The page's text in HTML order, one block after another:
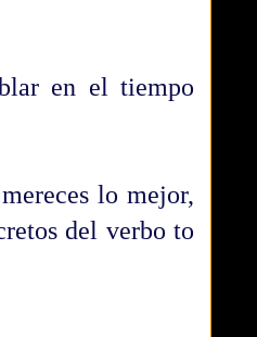
en el tiempo
lo mejor,
del verbo to